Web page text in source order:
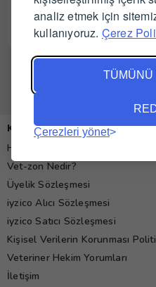
analiz etmek için
kullanıyoruz. Çerez
TÜMÜNÜ
Çerezleri yönet
cm
Tüm Satıcıları Gör
Kurumsal
Hakkımızda
Vet-zon Nedir?
Üyelik Sözleşmesi
iyzico Alıcı Sözleşmesi
iyzico Satıcı Sözleşmesi
Kişisel Verilerin Korunması
Veteriner Hekim Yorumları
İletişim